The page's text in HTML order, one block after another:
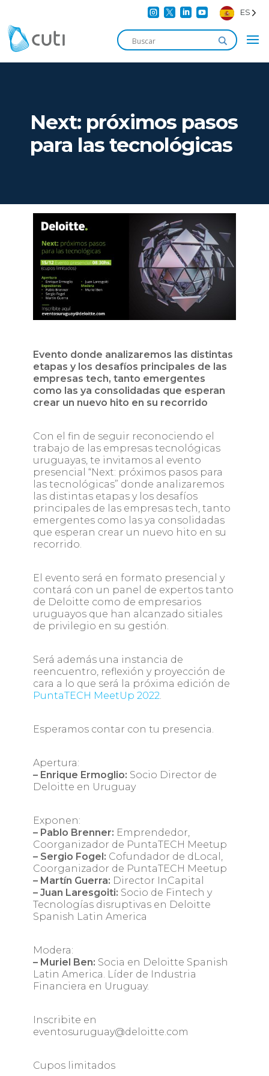
    ES
Next: próximos pasos
para las tecnológicas
Evento donde analizaremos las distintas
etapas y los desafíos principales de las
empresas tech, tanto emergentes
como las ya consolidadas que esperan
crear un nuevo hito en su recorrido
Con el fin de seguir reconociendo el
trabajo de las empresas tecnológicas
uruguayas, te invitamos al evento
presencial “Next: próximos pasos para
las tecnológicas” donde analizaremos
las distintas etapas y los desafíos
principales de las empresas tech, tanto
emergentes como las ya consolidadas
que esperan crear un nuevo hito en su
recorrido.
El evento será en formato presencial y
contará con un panel de expertos tanto
de Deloitte como de empresarios
uruguayos que han alcanzado sitiales
de privilegio en su gestión.
Será además una instancia de
reencuentro, reflexión y proyección de
cara a lo que será la próxima edición de
PuntaTECH MeetUp 2022
Esperamos contar con tu presencia.
Apertura:
– Enrique Ermoglio: Socio Director de
Deloitte en Uruguay
Exponen:
– Pablo Brenner: Emprendedor,
Coorganizador de PuntaTECH Meetup
– Sergio Fogel: Cofundador de dLocal,
Coorganizador de PuntaTECH Meetup
– Martín Guerra: Director InCapital
– Juan Laresgoiti: Socio de Fintech y
Tecnologías disruptivas en Deloitte
Spanish Latin America
Modera:
– Muriel Ben: Socia en Deloitte Spanish
Latin America. Líder de Industria
Financiera en Uruguay.
Inscribite en
eventosuruguay@deloitte.com
Cupos limitados